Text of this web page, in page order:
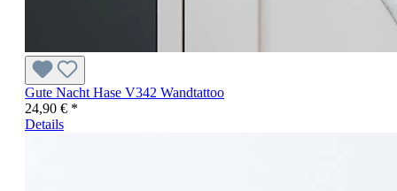
Gute Nacht Hase V342 Wandtattoo
24,90 € *
Details